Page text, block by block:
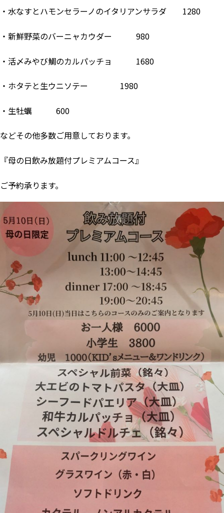
・水なすとハモンセラーノのイタリアンサラダ 1280
・新鮮野菜のバーニャカウダー 980
・活〆みやび鯛のカルパッチョ 1680
・ホタテと生ウニソテー 1980
・生牡蠣 600
などその他多数ご用意しております。
『母の日飲み放題付プレミアムコース』
ご予約承ります。